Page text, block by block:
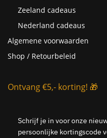
Zeeland cadeaus
Nederland cadeaus
Algemene voorwaarden
Shop / Retourbeleid
Ontvang €5,- korting! 🎁
Schrijf je in voor onze
persoonlijke kortingscode